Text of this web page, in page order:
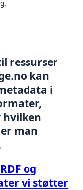
ressurser
kan
i
hvilken
man
og
vi støtter